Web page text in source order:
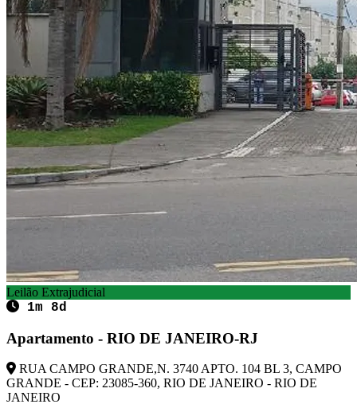
Leilão Extrajudicial
1m 8d
Apartamento - RIO DE JANEIRO-RJ
RUA CAMPO GRANDE,N. 3740 APTO. 104 BL 3, CAMPO
GRANDE - CEP: 23085-360, RIO DE JANEIRO - RIO DE
JANEIRO